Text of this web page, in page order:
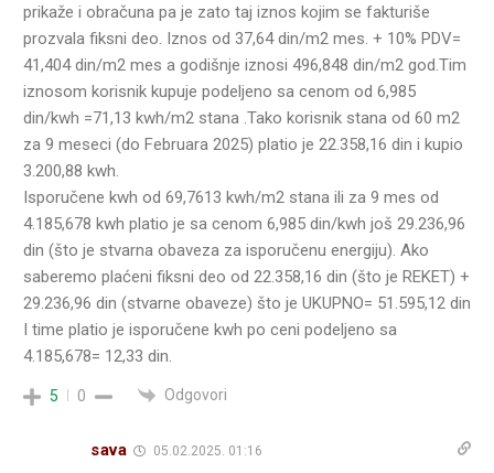
prikaže i obračuna pa je zato taj iznos kojim se fakturiše
prozvala fiksni deo. Iznos od 37,64 din/m2 mes. + 10% PDV=
41,404 din/m2 mes a godišnje iznosi 496,848 din/m2 god.Tim
iznosom korisnik kupuje podeljeno sa cenom od 6,985
din/kwh =71,13 kwh/m2 stana .Tako korisnik stana od 60 m2
za 9 meseci (do Februara 2025) platio je 22.358,16 din i kupio
3.200,88 kwh.
Isporučene kwh od 69,7613 kwh/m2 stana ili za 9 mes od
4.185,678 kwh platio je sa cenom 6,985 din/kwh još 29.236,96
din (što je stvarna obaveza za isporučenu energiju). Ako
saberemo plaćeni fiksni deo od 22.358,16 din (što je REKET) +
29.236,96 din (stvarne obaveze) što je UKUPNO= 51.595,12 din
I time platio je isporučene kwh po ceni podeljeno sa
4.185,678= 12,33 din.
5 0 Odgovori
sava 05.02.2025. 01:16